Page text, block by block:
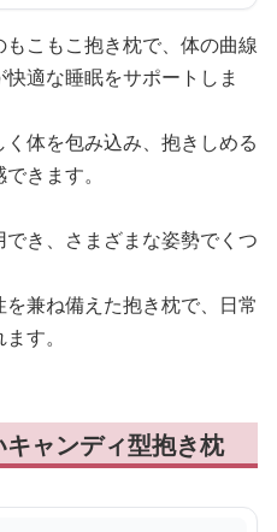
こもこ抱き枕で、体の曲線
適な睡眠をサポートしま
体を包み込み、抱きしめる
きます。
き、さまざまな姿勢でくつ
兼ね備えた抱き枕で、日常
す。
ャンディ型抱き枕